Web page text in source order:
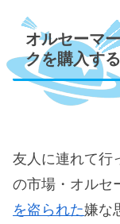
オルセーマ
クを購入す
友人に連れて行
の市場・オルセ
を盗られた嫌な